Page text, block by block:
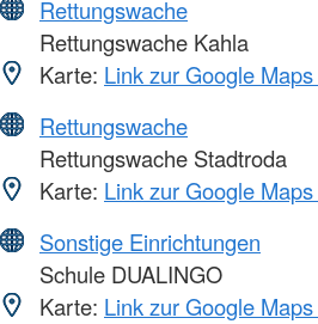
Rettungswache
Rettungswache Kahla
Karte: Link zur Google
Rettungswache
Rettungswache Stadtroda
Karte: Link zur Google
Sonstige Einrichtungen
Schule DUALINGO
Karte: Link zur Google